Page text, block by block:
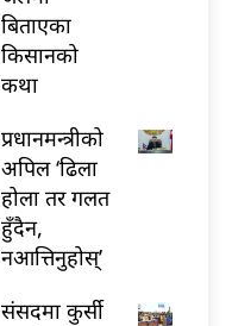
बिताएका
किसानको
कथा
प्रधानमन्त्रीको
अपिल ‘ढिला
होला तर गलत
हुँदैन,
नआत्तिनुहोस्’
संसदमा कुर्सी